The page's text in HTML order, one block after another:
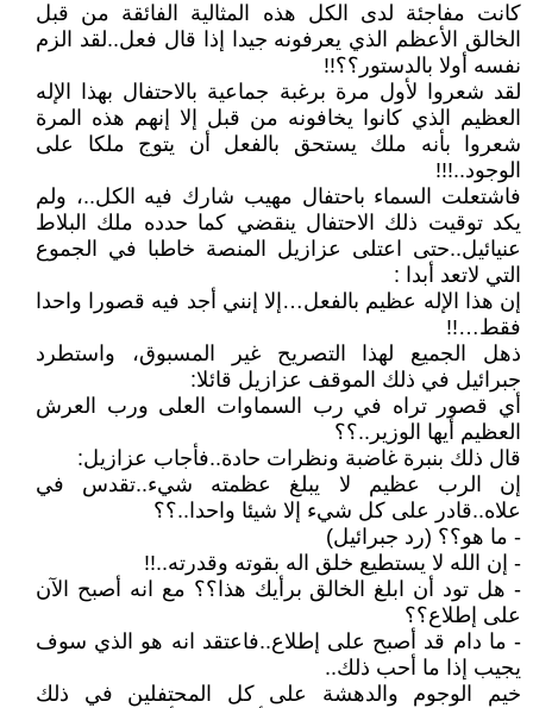
كانت مفاجئة لدى الكل هذه المثالية الفائقة من قبل
الخالق الأعظم الذي يعرفونه جيدا إذا قال فعل..لقد الزم
نفسه أولا بالدستور؟؟!!
لقد شعروا لأول مرة برغبة جماعية بالاحتفال بهذا الإله
العظيم الذي كانوا يخافونه من قبل إلا إنهم هذه المرة
شعروا بأنه ملك يستحق بالفعل أن يتوج ملكا على
الوجود..!!!
فاشتعلت السماء باحتفال مهيب شارك فيه الكل..، ولم
يكد توقيت ذلك الاحتفال ينقضي كما حدده ملك البلاط
عنيائيل..حتى اعتلى عزازيل المنصة خاطبا في الجموع
التي لاتعد أبدا :
إن هذا الإله عظيم بالفعل…إلا إنني أجد فيه قصورا واحدا
فقط…!!
ذهل الجميع لهذا التصريح غير المسبوق، واستطرد
جبرائيل في ذلك الموقف عزازيل قائلا:
أي قصور تراه في رب السماوات العلى ورب العرش
العظيم أيها الوزير..؟؟
قال ذلك بنبرة غاضبة ونظرات حادة..فأجاب عزازيل:
إن الرب عظيم لا يبلغ عظمته شيء..تقدس في
علاه..قادر على كل شيء إلا شيئا واحدا..؟؟
- ما هو؟؟ (رد جبرائيل)
- إن الله لا يستطيع خلق اله بقوته وقدرته..!!
- هل تود أن ابلغ الخالق برأيك هذا؟؟ مع انه أصبح الآن
على إطلاع؟؟
- ما دام قد أصبح على إطلاع..فاعتقد انه هو الذي سوف
يجيب إذا ما أحب ذلك..
خيم الوجوم والدهشة على كل المحتفلين في ذلك